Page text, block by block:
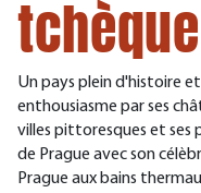
tchèque
Un pays plein d'histoire
enthousiasme par ses
villes pittoresques et ses
de Prague avec son
Prague aux bains